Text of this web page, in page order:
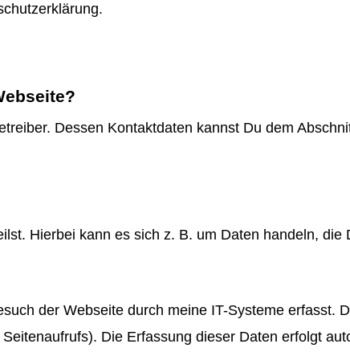
Dessen Kontaktdaten kannst Du dem
Hierbei kann es sich z. B. um Daten handeln, die
der Webseite durch meine IT-Systeme erfasst.
Die Erfassung dieser Daten erfolgt